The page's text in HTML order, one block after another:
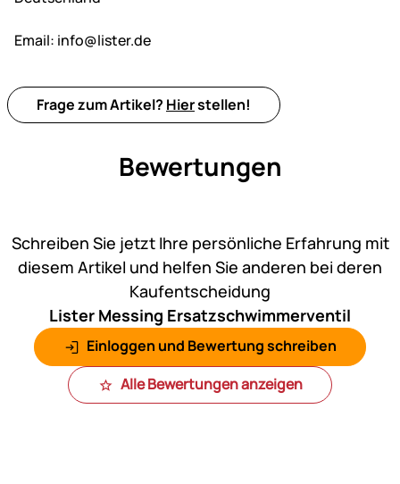
Email: info@lister.de
Frage zum Artikel? Hierstellen!
Bewertungen
Schreiben Sie jetzt Ihre persönliche Erfahrung mit
diesem Artikel und helfen Sie anderen bei deren
Kaufentscheidung
Lister Messing Ersatzschwimmerventil
Einloggen und Bewertung schreiben
Alle Bewertungen anzeigen